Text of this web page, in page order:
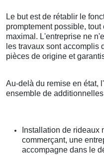
Le but est de rétablir le
promptement possible,
maximal. L'entreprise ne
les travaux sont accomplis
pièces de origine et
Au-delà du remise en état,
ensemble de additionnelles
Installation de rideaux
commerçant, une
accompagne dans le